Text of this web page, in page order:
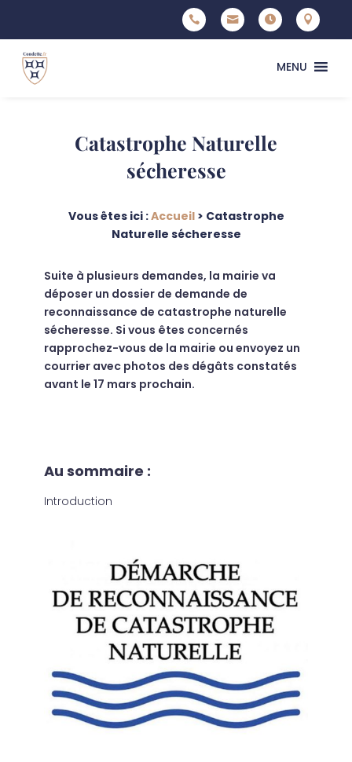




MENU
Catastrophe Naturelle
sécheresse
Vous êtes ici :Accueil> Catastrophe
Naturelle sécheresse
Suite à plusieurs demandes, la mairie va
déposer un dossier de demande de
reconnaissance de catastrophe naturelle
sécheresse. Si vous êtes concernés
rapprochez-vous de la mairie ou envoyez un
courrier avec photos des dégâts constatés
avant le 17 mars prochain.
Au sommaire :
Introduction